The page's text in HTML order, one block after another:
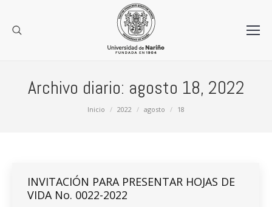
Archivo diario: agosto 18, 2022
Inicio 2022 agosto 18
INVITACIÓN PARA PRESENTAR HOJAS DE
VIDA No. 0022-2022